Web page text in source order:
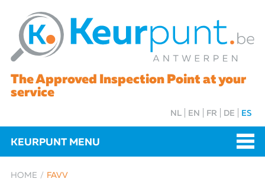
The Approved Inspection Point at your
service
NL EN FR DE ES
KEURPUNT MENU
HOME FAVV